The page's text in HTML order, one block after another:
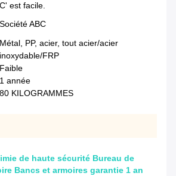
C' est facile.
Société ABC
Métal, PP, acier, tout acier/acier
inoxydable/FRP
Faible
1 année
80 KILOGRAMMES
de haute sécurité Bureau de
Bancs et armoires garantie 1 an